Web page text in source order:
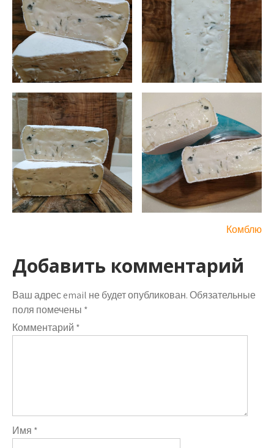
записям
Комблю
Добавить комментарий
Ваш адрес email не будет опубликован.Обязательные
поля помечены *
Комментарий *
Имя *